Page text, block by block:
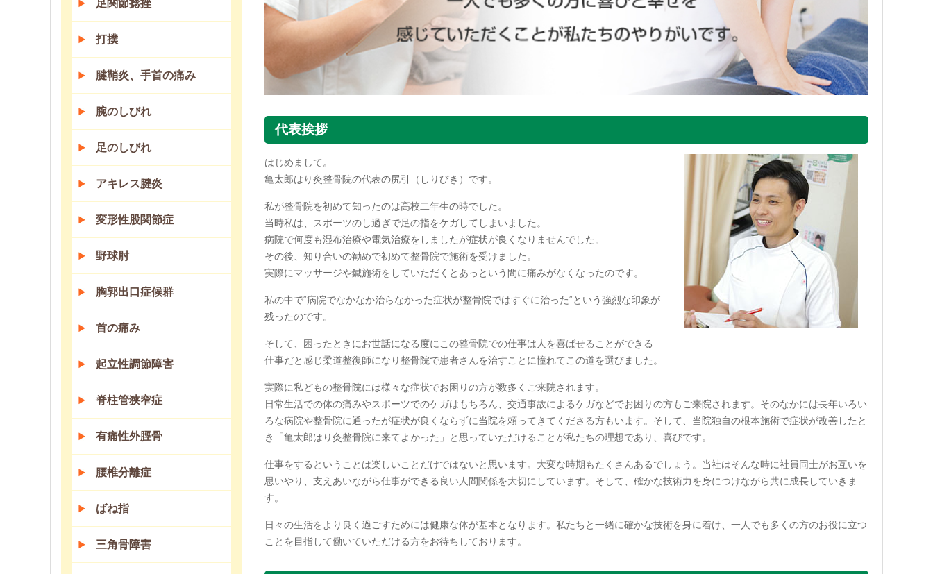
代表挨拶
はじめまして。
亀太郎はり灸整骨院の代表の尻引（しりびき）です。
私が整骨院を初めて知ったのは高校二年生の時でした。
当時私は、スポーツのし過ぎで足の指をケガしてしまいました。
病院で何度も湿布治療や電気治療をしましたが症状が良くなりませんでした。
その後、知り合いの勧めで初めて整骨院で施術を受けました。
実際にマッサージや鍼施術をしていただくとあっという間に痛みがなくなったのです。
私の中で“病院でなかなか治らなかった症状が整骨院ではすぐに治った“という強烈な印象が
残ったのです。
そして、困ったときにお世話になる度にこの整骨院での仕事は人を喜ばせることができる
仕事だと感じ柔道整復師になり整骨院で患者さんを治すことに憧れてこの道を選びました。
実際に私どもの整骨院には様々な症状でお困りの方が数多くご来院されます。
日常生活での体の痛みやスポーツでのケガはもちろん、交通事故によるケガなどでお困りの方もご来院されます。そのなかには長年いろい
ろな病院や整骨院に通ったが症状が良くならずに当院を頼ってきてくださる方もいます。そして、当院独自の根本施術で症状が改善したと
き「亀太郎はり灸整骨院に来てよかった」と思っていただけることが私たちの理想であり、喜びです。
仕事をするということは楽しいことだけではないと思います。大変な時期もたくさんあるでしょう。当社はそんな時に社員同士がお互いを
思いやり、支えあいながら仕事ができる良い人間関係を大切にしています。そして、確かな技術力を身につけながら共に成長していきま
す。
日々の生活をより良く過ごすためには健康な体が基本となります。私たちと一緒に確かな技術を身に着け、一人でも多くの方のお役に立つ
ことを目指して働いていただける方をお待ちしております。
足関節捻挫
打撲
腱鞘炎、手首の痛み
腕のしびれ
足のしびれ
アキレス腱炎
変形性股関節症
野球肘
胸郭出口症候群
首の痛み
起立性調節障害
脊柱管狭窄症
有痛性外脛骨
腰椎分離症
ばね指
三角骨障害